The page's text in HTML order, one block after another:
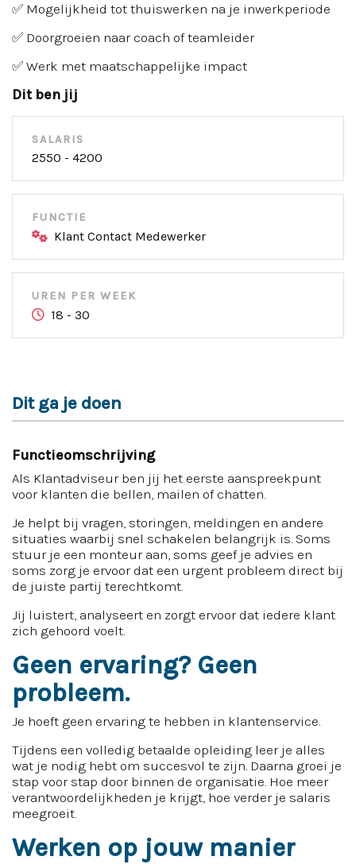
✅ Mogelijkheid tot thuiswerken na je inwerkperiode
✅ Doorgroeien naar coach of teamleider
✅ Werk met maatschappelijke impact
Dit ben jij
SALARIS
2550 - 4200
FUNCTIE
Klant Contact Medewerker
UREN PER WEEK
18 - 30
Dit ga je doen
Functieomschrijving
Als Klantadviseur ben jij het eerste aanspreekpunt
voor klanten die bellen, mailen of chatten.
Je helpt bij vragen, storingen, meldingen en andere
situaties waarbij snel schakelen belangrijk is. Soms
stuur je een monteur aan, soms geef je advies en
soms zorg je ervoor dat een urgent probleem direct bij
de juiste partij terechtkomt.
Jij luistert, analyseert en zorgt ervoor dat iedere klant
zich gehoord voelt.
Geen ervaring? Geen
probleem.
Je hoeft geen ervaring te hebben in klantenservice.
Tijdens een volledig betaalde opleiding leer je alles
wat je nodig hebt om succesvol te zijn. Daarna groei je
stap voor stap door binnen de organisatie. Hoe meer
verantwoordelijkheden je krijgt, hoe verder je salaris
meegroeit.
Werken op jouw manier